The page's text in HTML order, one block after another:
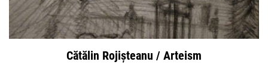
Cătălin Rojișteanu / Arteism